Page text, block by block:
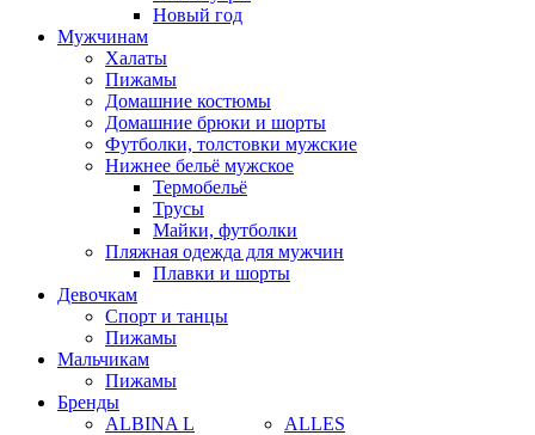
Новый год
Мужчинам
Халаты
Пижамы
Домашние костюмы
Домашние брюки и шорты
Футболки, толстовки мужские
Нижнее бельё мужское
Термобельё
Трусы
Майки, футболки
Пляжная одежда для мужчин
Плавки и шорты
Девочкам
Спорт и танцы
Пижамы
Мальчикам
Пижамы
Бренды
ALBINA L
ALLES